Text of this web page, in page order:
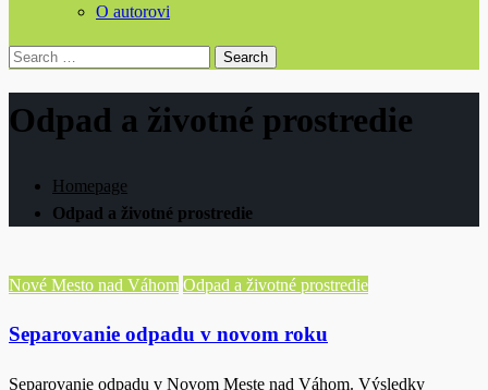
O autorovi
Search
Odpad a životné prostredie
Homepage
Odpad a životné prostredie
Nové Mesto nad Váhom Odpad a životné prostredie
Separovanie odpadu v novom roku
Separovanie odpadu v Novom Meste nad Váhom. Výsledky